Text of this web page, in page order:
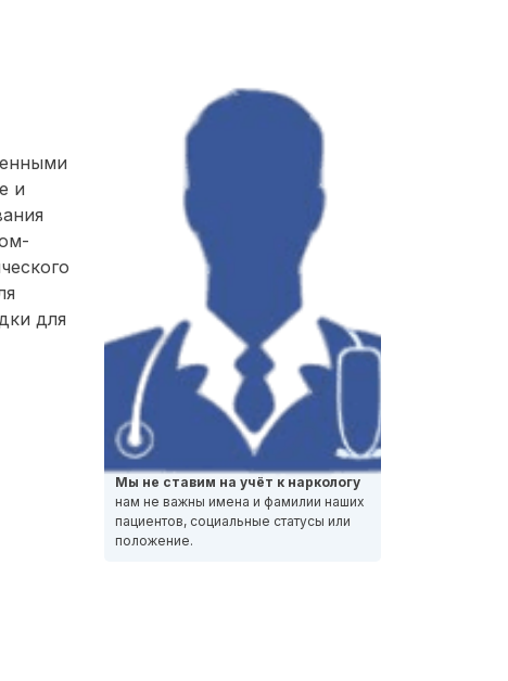
и
для
Мы не ставим на учёт к наркологу
нам не важны имена и фамилии наших
пациентов, социальные статусы или
положение.